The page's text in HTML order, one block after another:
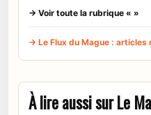
→ Voir toute la rubrique « »
→ Le Flux du Mague :
À lire aussi sur Le